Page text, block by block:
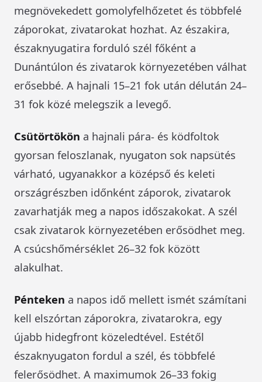
megnövekedett gomolyfelhőzetet és többfelé
záporokat, zivatarokat hozhat. Az északira,
északnyugatira forduló szél főként a
Dunántúlon és zivatarok környezetében válhat
erősebbé. A hajnali 15–21 fok után délután 24–
31 fok közé melegszik a levegő.
Csütörtökön a hajnali pára- és ködfoltok
gyorsan feloszlanak, nyugaton sok napsütés
várható, ugyanakkor a középső és keleti
országrészben időnként záporok, zivatarok
zavarhatják meg a napos időszakokat. A szél
csak zivatarok környezetében erősödhet meg.
A csúcshőmérséklet 26–32 fok között
alakulhat.
Pénteken a napos idő mellett ismét számítani
kell elszórtan záporokra, zivatarokra, egy
újabb hidegfront közeledtével. Estétől
északnyugaton fordul a szél, és többfelé
felerősödhet. A maximumok 26–33 fokig